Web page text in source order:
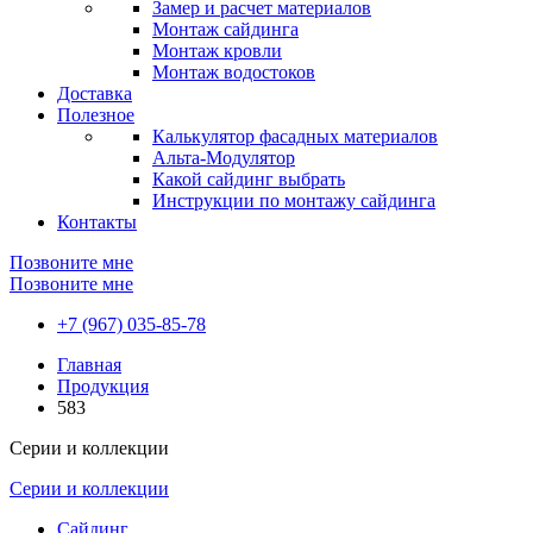
Замер и расчет материалов
Монтаж сайдинга
Монтаж кровли
Монтаж водостоков
Доставка
Полезное
Калькулятор фасадных материалов
Альта-Модулятор
Какой сайдинг выбрать
Инструкции по монтажу сайдинга
Контакты
Позвоните мне
Позвоните мне
+7 (967) 035-85-78
Главная
Продукция
583
Серии и коллекции
Серии и коллекции
Сайдинг